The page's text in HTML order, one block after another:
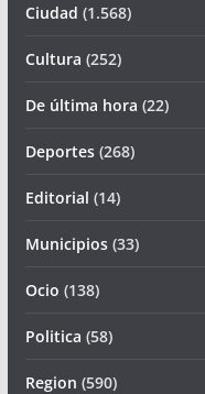
Ciudad (1.568)
Cultura (252)
De última hora (22)
Deportes(268)
Editorial (14)
Municipios(33)
Ocio (138)
Politica (58)
Region (590)